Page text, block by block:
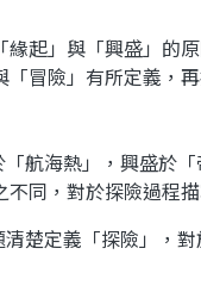
起」與「興盛」的原
冒險」有所定義
航海熱」，興盛於
同，對於探險過程
楚定義「探險」，